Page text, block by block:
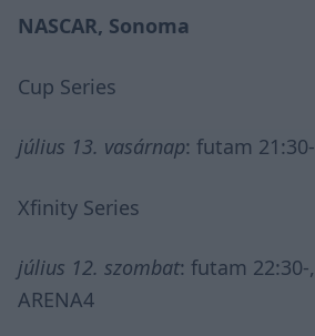
NASCAR, Sonoma
Cup Series
július 13. vasárnap: futam 21:30-
Xfinity Series
július 12. szombat: futam
ARENA4